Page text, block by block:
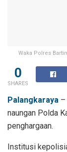
Waka Polres
0
SHARES
Palangkaraya –
naungan Polda
penghargaan.
Institusi